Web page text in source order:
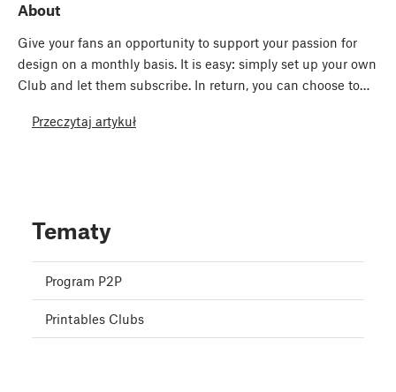
About
Give your fans an opportunity to support your passion for
design on a monthly basis. It is easy: simply set up your own
Club and let them subscribe. In return, you can choose to…
Przeczytaj artykuł
Tematy
Program P2P
Printables Clubs